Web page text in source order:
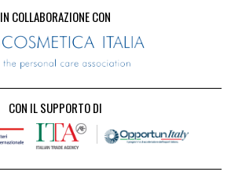
IN COLLABORAZIONE CON
CON IL SUPPORTO DI